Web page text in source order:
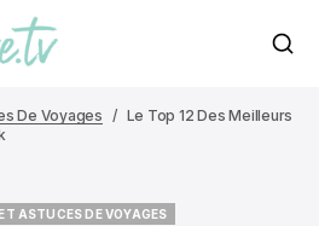
De Voyages
Le Top 12 Des Meilleurs
ASTUCES DE VOYAGES